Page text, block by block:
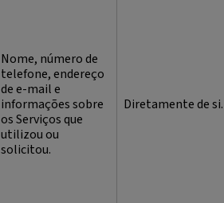
Nome, número de
telefone, endereço
de e-mail e
informações sobre
os Serviços que
utilizou ou
solicitou.
Diretamente de si.